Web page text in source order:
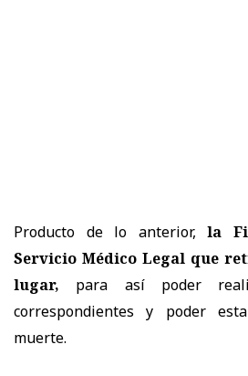
Producto de lo anterior,la
Servicio Médico Legal que
lugar, para así poder
correspondientes y poder
muerte.